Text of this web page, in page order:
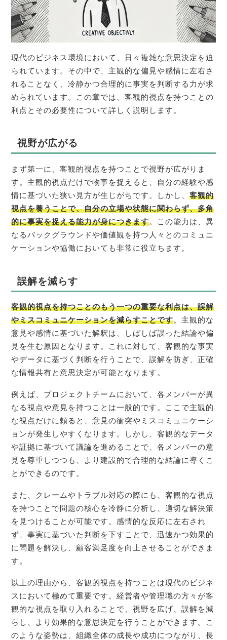
現代のビジネス環境において、日々複雑な意思決定を迫
られています。その中で、主観的な偏見や感情に左右さ
れることなく、冷静かつ合理的に事実を判断する力が求
められています。この章では、客観的視点を持つことの
利点とその必要性について詳しく説明します。
視野が広がる
まず第一に、客観的視点を持つことで視野が広がりま
す。主観的視点だけで物事を捉えると、自分の経験や感
情に基づいた狭い見方が生じがちです。しかし、客観的
視点を養うことで、自分の立場や状態に関わらず、多角
的に事実を捉える能力が身につきます。この能力は、異
なるバックグラウンドや価値観を持つ人々とのコミュニ
ケーションや協働においても非常に役立ちます。
誤解を減らす
客観的視点を持つことのもう一つの重要な利点は、誤解
やミスコミュニケーションを減らすことです。主観的な
意見や感情に基づいた解釈は、しばしば誤った結論や偏
見を生む原因となります。これに対して、客観的な事実
やデータに基づく判断を行うことで、誤解を防ぎ、正確
な情報共有と意思決定が可能となります。
例えば、プロジェクトチームにおいて、各メンバーが異
なる視点や意見を持つことは一般的です。ここで主観的
な視点だけに頼ると、意見の衝突やミスコミュニケーシ
ョンが発生しやすくなります。しかし、客観的なデータ
や証拠に基づいて議論を進めることで、各メンバーの意
見を尊重しつつも、より建設的で合理的な結論に導くこ
とができるのです。
また、クレームやトラブル対応の際にも、客観的な視点
を持つことで問題の核心を冷静に分析し、適切な解決策
を見つけることが可能です。感情的な反応に左右され
ず、事実に基づいた判断を下すことで、迅速かつ効果的
に問題を解決し、顧客満足度を向上させることができま
す。
以上の理由から、客観的視点を持つことは現代のビジネ
スにおいて極めて重要です。経営者や管理職の方々が客
観的な視点を取り入れることで、視野を広げ、誤解を減
らし、より効果的な意思決定を行うことができます。こ
のような姿勢は、組織全体の成長や成功につながり、長